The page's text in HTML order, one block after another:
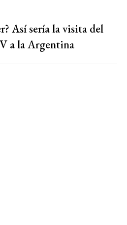
Así sería la visita del
a la Argentina